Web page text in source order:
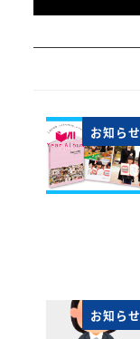
お知らせ
お知らせ